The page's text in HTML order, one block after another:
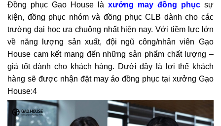
Đồng phục Gạo House là xưởng may đồng phục sự
kiện, đồng phục nhóm và đồng phục CLB dành cho các
trường đại học ưa chuộng nhất hiện nay. Với tiềm lực lớn
về năng lượng sản xuất, đội ngũ công/nhân viên Gạo
House cam kết mang đến những sản phẩm chất lượng –
giá tốt dành cho khách hàng. Dưới đây là lợi thế khách
hàng sẽ được nhận đặt may áo đồng phục tại xưởng Gạo
House:4